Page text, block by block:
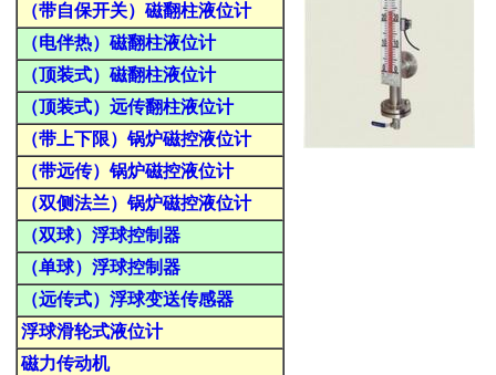
（带自保开关）磁翻柱液位计
（电伴热）磁翻柱液位计
（顶装式）磁翻柱液位计
（顶装式）远传翻柱液位计
（带上下限）锅炉磁控液位计
（带远传）锅炉磁控液位计
（双侧法兰）锅炉磁控液位计
（双球）浮球控制器
（单球）浮球控制器
（远传式）浮球变送传感器
浮球滑轮式液位计
磁力传动机